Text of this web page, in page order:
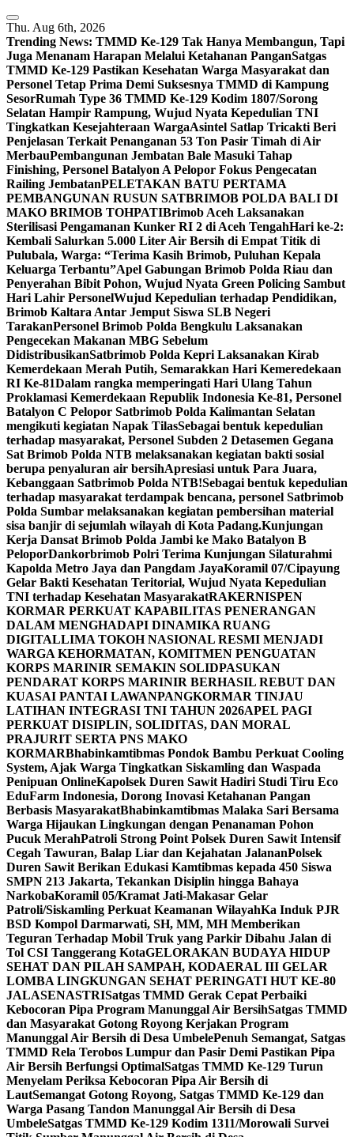
Skip
to
content
Thu. Aug 6th, 2026
Trending News: TMMD Ke-129 Tak Hanya Membangun, Tapi
Juga Menanam Harapan Melalui Ketahanan PanganSatgas
TMMD Ke-129 Pastikan Kesehatan Warga Masyarakat dan
Personel Tetap Prima Demi Suksesnya TMMD di Kampung
SesorRumah Type 36 TMMD Ke-129 Kodim 1807/Sorong
Selatan Hampir Rampung, Wujud Nyata Kepedulian TNI
Tingkatkan Kesejahteraan WargaAsintel Satlap Tricakti Beri
Penjelasan Terkait Penanganan 53 Ton Pasir Timah di Air
MerbauPembangunan Jembatan Bale Masuki Tahap
Finishing, Personel Batalyon A Pelopor Fokus Pengecatan
Railing JembatanPELETAKAN BATU PERTAMA
PEMBANGUNAN RUSUN SATBRIMOB POLDA BALI DI
MAKO BRIMOB TOHPATIBrimob Aceh Laksanakan
Sterilisasi Pengamanan Kunker RI 2 di Aceh TengahHari ke-2:
Kembali Salurkan 5.000 Liter Air Bersih di Empat Titik di
Pulubala, Warga: “Terima Kasih Brimob, Puluhan Kepala
Keluarga Terbantu”Apel Gabungan Brimob Polda Riau dan
Penyerahan Bibit Pohon, Wujud Nyata Green Policing Sambut
Hari Lahir PersonelWujud Kepedulian terhadap Pendidikan,
Brimob Kaltara Antar Jemput Siswa SLB Negeri
TarakanPersonel Brimob Polda Bengkulu Laksanakan
Pengecekan Makanan MBG Sebelum
DidistribusikanSatbrimob Polda Kepri Laksanakan Kirab
Kemerdekaan Merah Putih, Semarakkan Hari Kemeredekaan
RI Ke-81Dalam rangka memperingati Hari Ulang Tahun
Proklamasi Kemerdekaan Republik Indonesia Ke-81, Personel
Batalyon C Pelopor Satbrimob Polda Kalimantan Selatan
mengikuti kegiatan Napak TilasSebagai bentuk kepedulian
terhadap masyarakat, Personel Subden 2 Detasemen Gegana
Sat Brimob Polda NTB melaksanakan kegiatan bakti sosial
berupa penyaluran air bersihApresiasi untuk Para Juara,
Kebanggaan Satbrimob Polda NTB!Sebagai bentuk kepedulian
terhadap masyarakat terdampak bencana, personel Satbrimob
Polda Sumbar melaksanakan kegiatan pembersihan material
sisa banjir di sejumlah wilayah di Kota Padang.Kunjungan
Kerja Dansat Brimob Polda Jambi ke Mako Batalyon B
PeloporDankorbrimob Polri Terima Kunjungan Silaturahmi
Kapolda Metro Jaya dan Pangdam JayaKoramil 07/Cipayung
Gelar Bakti Kesehatan Teritorial, Wujud Nyata Kepedulian
TNI terhadap Kesehatan MasyarakatRAKERNISPEN
KORMAR PERKUAT KAPABILITAS PENERANGAN
DALAM MENGHADAPI DINAMIKA RUANG
DIGITALLIMA TOKOH NASIONAL RESMI MENJADI
WARGA KEHORMATAN, KOMITMEN PENGUATAN
KORPS MARINIR SEMAKIN SOLIDPASUKAN
PENDARAT KORPS MARINIR BERHASIL REBUT DAN
KUASAI PANTAI LAWANPANGKORMAR TINJAU
LATIHAN INTEGRASI TNI TAHUN 2026APEL PAGI
PERKUAT DISIPLIN, SOLIDITAS, DAN MORAL
PRAJURIT SERTA PNS MAKO
KORMARBhabinkamtibmas Pondok Bambu Perkuat Cooling
System, Ajak Warga Tingkatkan Siskamling dan Waspada
Penipuan OnlineKapolsek Duren Sawit Hadiri Studi Tiru Eco
EduFarm Indonesia, Dorong Inovasi Ketahanan Pangan
Berbasis MasyarakatBhabinkamtibmas Malaka Sari Bersama
Warga Hijaukan Lingkungan dengan Penanaman Pohon
Pucuk MerahPatroli Strong Point Polsek Duren Sawit Intensif
Cegah Tawuran, Balap Liar dan Kejahatan JalananPolsek
Duren Sawit Berikan Edukasi Kamtibmas kepada 450 Siswa
SMPN 213 Jakarta, Tekankan Disiplin hingga Bahaya
NarkobaKoramil 05/Kramat Jati-Makasar Gelar
Patroli/Siskamling Perkuat Keamanan WilayahKa Induk PJR
BSD Kompol Darmarwati, SH, MM, MH Memberikan
Teguran Terhadap Mobil Truk yang Parkir Dibahu Jalan di
Tol CSI Tanggerang KotaGELORAKAN BUDAYA HIDUP
SEHAT DAN PILAH SAMPAH, KODAERAL III GELAR
LOMBA LINGKUNGAN SEHAT PERINGATI HUT KE-80
JALASENASTRISatgas TMMD Gerak Cepat Perbaiki
Kebocoran Pipa Program Manunggal Air BersihSatgas TMMD
dan Masyarakat Gotong Royong Kerjakan Program
Manunggal Air Bersih di Desa UmbelePenuh Semangat, Satgas
TMMD Rela Terobos Lumpur dan Pasir Demi Pastikan Pipa
Air Bersih Berfungsi OptimalSatgas TMMD Ke-129 Turun
Menyelam Periksa Kebocoran Pipa Air Bersih di
LautSemangat Gotong Royong, Satgas TMMD Ke-129 dan
Warga Pasang Tandon Manunggal Air Bersih di Desa
UmbeleSatgas TMMD Ke-129 Kodim 1311/Morowali Survei